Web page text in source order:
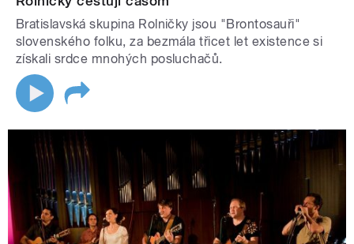
Bratislavská skupina Rolničky jsou "Brontosauři"
slovenského folku, za bezmála třicet let existence si
získali srdce mnohých posluchačů.